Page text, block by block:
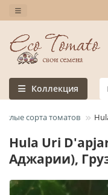
Коллекция
сорта томатов
Hula Uri
Аджарии),